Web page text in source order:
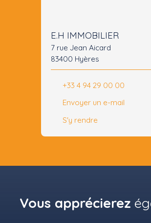
E.H IMMOBILIER
7 rue Jean Aicard
83400 Hyères
+33 4 94 29 00 00
Envoyer un e-mail
S'y rendre
Vous apprécierez